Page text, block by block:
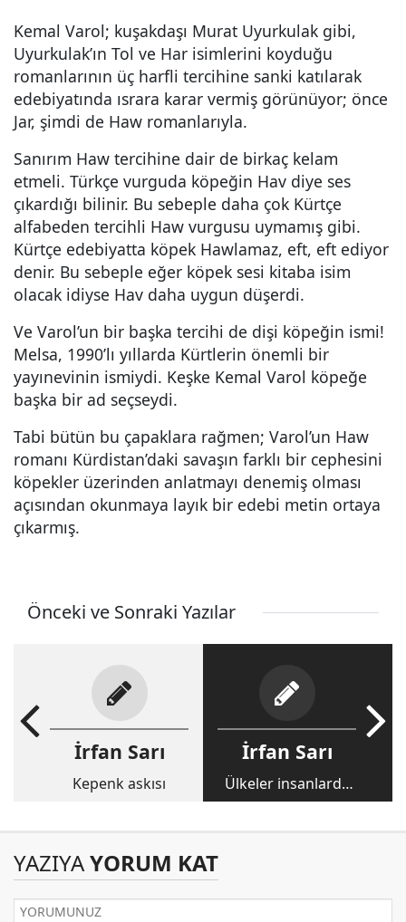
Kemal Varol; kuşakdaşı Murat Uyurkulak gibi,
Uyurkulak’ın Tol ve Har isimlerini koyduğu
romanlarının üç harfli tercihine sanki katılarak
edebiyatında ısrara karar vermiş görünüyor; önce
Jar, şimdi de Haw romanlarıyla.
Sanırım Haw tercihine dair de birkaç kelam
etmeli. Türkçe vurguda köpeğin Hav diye ses
çıkardığı bilinir. Bu sebeple daha çok Kürtçe
alfabeden tercihli Haw vurgusu uymamış gibi.
Kürtçe edebiyatta köpek Hawlamaz, eft, eft ediyor
denir. Bu sebeple eğer köpek sesi kitaba isim
olacak idiyse Hav daha uygun düşerdi.
Ve Varol’un bir başka tercihi de dişi köpeğin ismi!
Melsa, 1990’lı yıllarda Kürtlerin önemli bir
yayınevinin ismiydi. Keşke Kemal Varol köpeğe
başka bir ad seçseydi.
Tabi bütün bu çapaklara rağmen; Varol’un Haw
romanı Kürdistan’daki savaşın farklı bir cephesini
köpekler üzerinden anlatmayı denemiş olması
açısından okunmaya layık bir edebi metin ortaya
çıkarmış.
Önceki ve Sonraki Yazılar
İrfan Sarı
Kepenk askısı
İrfan Sarı
Ülkeler insanlarda
saklıdır
YAZIYAYORUM KAT